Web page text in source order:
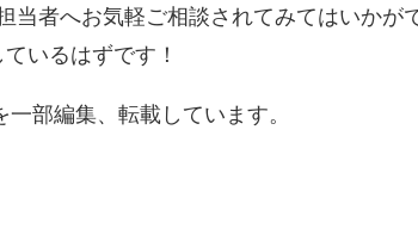
当者へお気軽ご相談されてみてはいかが
いるはずです！
部編集、転載しています。